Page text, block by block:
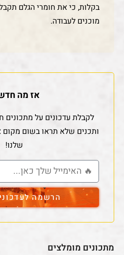
בקלות, כי את חומרי הגלם
מוכנים לעבודה.
אז מה
לקבלת עדכונים על מתכונים
ותכנים שלא תראו בשום מקום
שלנו!
הרשמה
מתכונים מומלצים